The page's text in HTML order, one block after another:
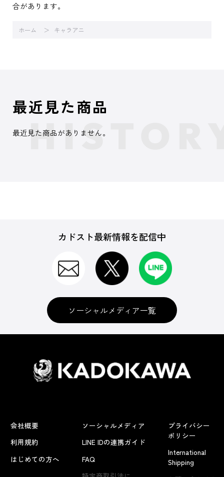
合があります。
ホーム キャラアニ
よくあるお問い合わせ
最近見た商品
最近見た商品がありません。
カドスト最新情報を配信中
ソーシャルメディア一覧
会社概要
利用規約
はじめての方へ
ソーシャルメディア
LINE IDの連携ガイド
FAQ
プライバシー
ポリシー
International
Shipping